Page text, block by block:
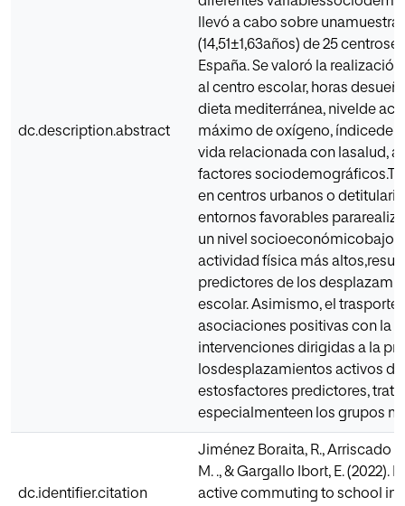
dc.description.abstract
llevó a cabo sobre unamuestra
(14,51±1,63años) de 25
España. Se valoró la
al centro escolar, horas
dieta mediterránea, nivelde
máximo de oxígeno, índicede
vida relacionada con lasalud,
factores
en centros urbanos o
entornos favorables
un nivel socioeconómicobajo/
actividad física más
predictores de los
escolar. Asimismo, el
asociaciones positivas con la
intervenciones dirigidas a la
losdesplazamientos activos
estosfactores predictores,
especialmenteen los grupos
dc.identifier.citation
Jiménez Boraita, R., Arriscado
M. ., & Gargallo Ibort, E. (2022).
active commuting to school in